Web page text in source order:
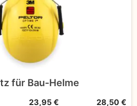
für Bau-Helme
23,95 € 28,50 €